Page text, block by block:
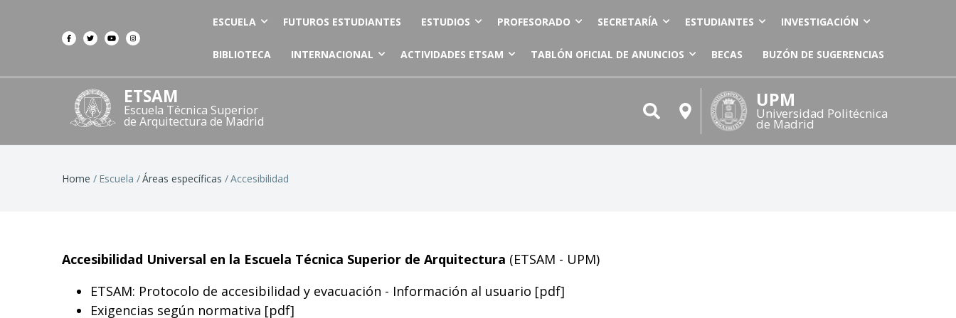
ESCUELA FUTUROS ESTUDIANTES ESTUDIOS PROFESORADO SECRETARÍA ESTUDIANTES INVESTIGACIÓN
BIBLIOTECA INTERNACIONAL ACTIVIDADES ETSAM TABLÓN OFICIAL DE ANUNCIOS BECAS BUZÓN DE SUGERENCIAS
ETSAM
Escuela Técnica Superior
de Arquitectura de Madrid
UPM
Universidad Politécnica
de Madrid
Breadcrumb
Home Escuela Áreas específicas Accesibilidad
Accesibilidad Universal en la Escuela Técnica Superior de Arquitectura (ETSAM - UPM)
ETSAM: Protocolo de accesibilidad y evacuación - Información al usuario [pdf]
Exigencias según normativa [pdf]